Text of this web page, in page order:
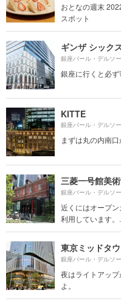
おとなの週末
スポット
ギンザ シック
銀座バール・デルソ
銀座に行くと必
KITTE
銀座バール・デルソ
まずは丸の内南
三菱一号館美
銀座バール・デルソ
近くにはオープ
利用しています。
東京ミッドタ
銀座バール・デルソ
夜はライトアッ
よ。